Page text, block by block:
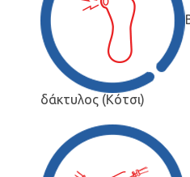
δάκτυλος (Κότσι)